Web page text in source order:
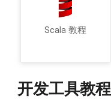
Scala 教程
开发工具教程